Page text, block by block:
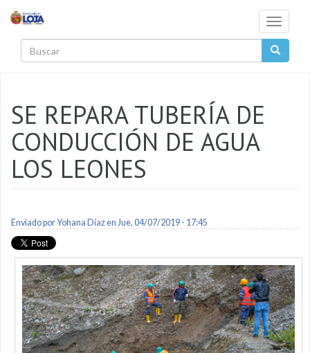
Toggle
SE REPARA TUBERÍA DE
CONDUCCIÓN DE AGUA
LOS LEONES
Enviado porYohana Diazen Jue, 04/07/2019 - 17:45